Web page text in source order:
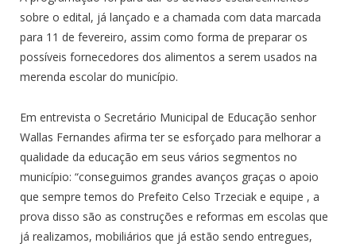
sobre o edital, já lançado e a chamada com data marcada
para 11 de fevereiro, assim como forma de preparar os
possíveis fornecedores dos alimentos a serem usados na
merenda escolar do município.
Em entrevista o Secretário Municipal de Educação senhor
Wallas Fernandes afirma ter se esforçado para melhorar a
qualidade da educação em seus vários segmentos no
município: “conseguimos grandes avanços graças o apoio
que sempre temos do Prefeito Celso Trzeciak e equipe , a
prova disso são as construções e reformas em escolas que
já realizamos, mobiliários que já estão sendo entregues,